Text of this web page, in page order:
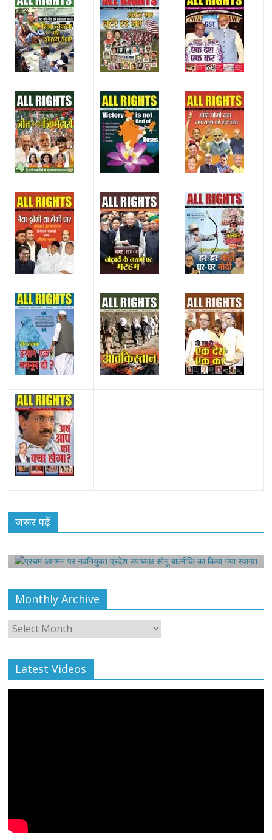
जरूर पढ़ें
प्रथम आगमन पर नवनियुक्त प्रदेश उपाध्यक्ष सोनू
बाल्मीकि का किया गया स्वागत
Monthly Archive
Monthly
Archive
Latest Videos